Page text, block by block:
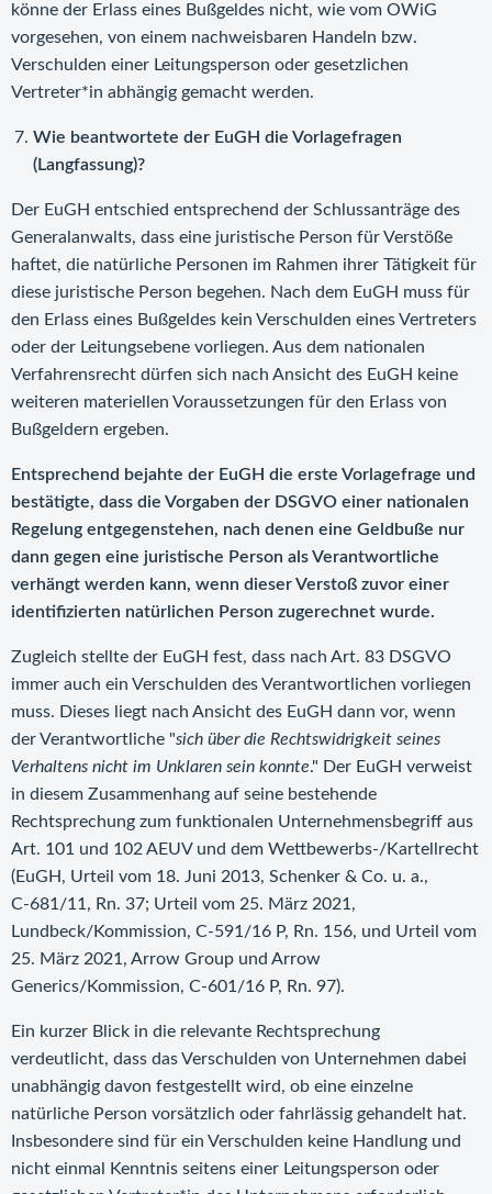
könne der Erlass eines Bußgeldes nicht, wie vom OWiG
vorgesehen, von einem nachweisbaren Handeln bzw.
Verschulden einer Leitungsperson oder gesetzlichen
Vertreter*in abhängig gemacht werden.
Wie beantwortete der EuGH die Vorlagefragen
(Langfassung)?
Der EuGH entschied entsprechend der Schlussanträge des
Generalanwalts, dass eine juristische Person für Verstöße
haftet, die natürliche Personen im Rahmen ihrer Tätigkeit für
diese juristische Person begehen. Nach dem EuGH muss für
den Erlass eines Bußgeldes kein Verschulden eines Vertreters
oder der Leitungsebene vorliegen. Aus dem nationalen
Verfahrensrecht dürfen sich nach Ansicht des EuGH keine
weiteren materiellen Voraussetzungen für den Erlass von
Bußgeldern ergeben.
Entsprechend bejahte der EuGH die erste Vorlagefrage und
bestätigte, dass die Vorgaben der DSGVO einer nationalen
Regelung entgegenstehen, nach denen eine Geldbuße nur
dann gegen eine juristische Person als Verantwortliche
verhängt werden kann, wenn dieser Verstoß zuvor einer
identifizierten natürlichen Person zugerechnet wurde.
Zugleich stellte der EuGH fest, dass nach Art. 83 DSGVO
immer auch ein Verschulden des Verantwortlichen vorliegen
muss. Dieses liegt nach Ansicht des EuGH dann vor, wenn
der Verantwortliche "sich über die Rechtswidrigkeit seines
Verhaltens nicht im Unklaren sein konnte." Der EuGH verweist
in diesem Zusammenhang auf seine bestehende
Rechtsprechung zum funktionalen Unternehmensbegriff aus
Art. 101 und 102 AEUV und dem Wettbewerbs-/Kartellrecht
(EuGH, Urteil vom 18. Juni 2013, Schenker & Co. u. a.,
C‑681/11, Rn. 37; Urteil vom 25. März 2021,
Lundbeck/Kommission, C‑591/16 P, Rn. 156, und Urteil vom
25. März 2021, Arrow Group und Arrow
Generics/Kommission, C‑601/16 P, Rn. 97).
Ein kurzer Blick in die relevante Rechtsprechung
verdeutlicht, dass das Verschulden von Unternehmen dabei
unabhängig davon festgestellt wird, ob eine einzelne
natürliche Person vorsätzlich oder fahrlässig gehandelt hat.
Insbesondere sind für ein Verschulden keine Handlung und
nicht einmal Kenntnis seitens einer Leitungsperson oder